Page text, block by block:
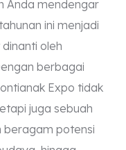
Anda mendengar
ini menjadi
oleh
berbagai
Expo tidak
juga sebuah
beragam potensi